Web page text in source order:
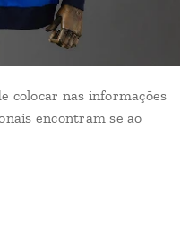
colocar nas informações
encontram se ao